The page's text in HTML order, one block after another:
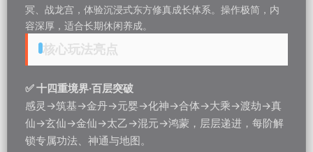
冥、战龙宫，体验沉浸式东方修真成长体系。操作极简，内
容深厚，适合长期休闲养成。
核心玩法亮点
✅ 十四重境界·百层突破
感灵→筑基→金丹→元婴→化神→合体→大乘→渡劫→真
仙→玄仙→金仙→太乙→混元→鸿蒙，层层递进，每阶解
锁专属功法、神通与地图。